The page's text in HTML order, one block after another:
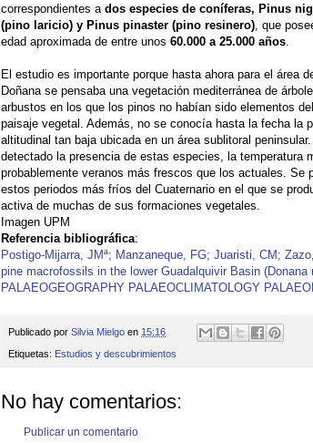
correspondientes a dos especies de coníferas, Pinus
(pino laricio) y Pinus pinaster (pino resinero) , que
edad aproximada de entre unos 60.000 a 25.000 años
El estudio es importante porque hasta ahora para el área
Doñana se pensaba una vegetación mediterránea de
arbustos en los que los pinos no habían sido elementos del
paisaje vegetal. Además, no se conocía hasta la fecha la
altitudinal tan baja ubicada en un área sublitoral
detectado la presencia de estas especies, la temperatura
probablemente veranos más frescos que los actuales.
estos periodos más fríos del Cuaternario en el que se
activa de muchas de sus formaciones vegetales.
Imagen UPM
Referencia bibliográfica:
Postigo-Mijarra, JMª; Manzaneque, FG; Juaristi, CM;
pine macrofossils in the lower Guadalquivir Basin (Donana
PALAEOGEOGRAPHY PALAEOCLIMATOLOGY
Publicado por Silvia Mielgo en 15:16
Etiquetas: Estudios y descubrimientos
No hay comentarios:
Publicar un comentario